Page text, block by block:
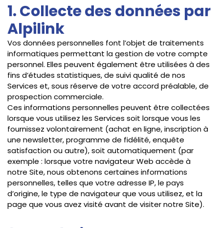
1. Collecte des données par
Alpilink
Vos données personnelles font l’objet de traitements
informatiques permettant la gestion de votre compte
personnel. Elles peuvent également être utilisées à des
fins d’études statistiques, de suivi qualité de nos
Services et, sous réserve de votre accord préalable, de
prospection commerciale.
Ces informations personnelles peuvent être collectées
lorsque vous utilisez les Services soit lorsque vous les
fournissez volontairement (achat en ligne, inscription à
une newsletter, programme de fidélité, enquête
satisfaction ou autre), soit automatiquement (par
exemple : lorsque votre navigateur Web accède à
notre Site, nous obtenons certaines informations
personnelles, telles que votre adresse IP, le pays
d’origine, le type de navigateur que vous utilisez, et la
page que vous avez visité avant de visiter notre Site).